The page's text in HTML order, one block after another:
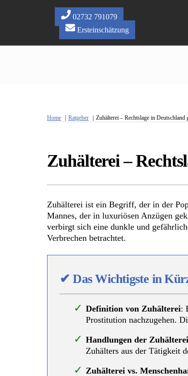
02732 791079
Ersteinschätzung
Home Ratgeber Zuhälterei – Rechtslage in Deutschland
Zuhälterei –
Zuhälterei ist ein Begriff, der in der
Mannes, der in luxuriösen Anzügen
verbirgt sich eine dunkle und
Verbrechen betrachtet.
✔ Das Wichtigste in
Definition von Zuhälterei:
Prostitution nachzugehen.
Handlungen der Zuhälterei
Zuhälters aus der Tätigkeit
Zuhälterei vs.